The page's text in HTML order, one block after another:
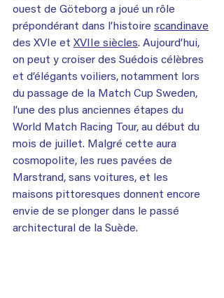
ouest de Göteborg a joué un rôle
prépondérant dans l’histoire scandinave
des XVIe et XVIIe siècles. Aujourd’hui,
on peut y croiser des Suédois célèbres
et d’élégants voiliers, notamment lors
du passage de la Match Cup Sweden,
l’une des plus anciennes étapes du
World Match Racing Tour, au début du
mois de juillet. Malgré cette aura
cosmopolite, les rues pavées de
Marstrand, sans voitures, et les
maisons pittoresques donnent encore
envie de se plonger dans le passé
architectural de la Suède.